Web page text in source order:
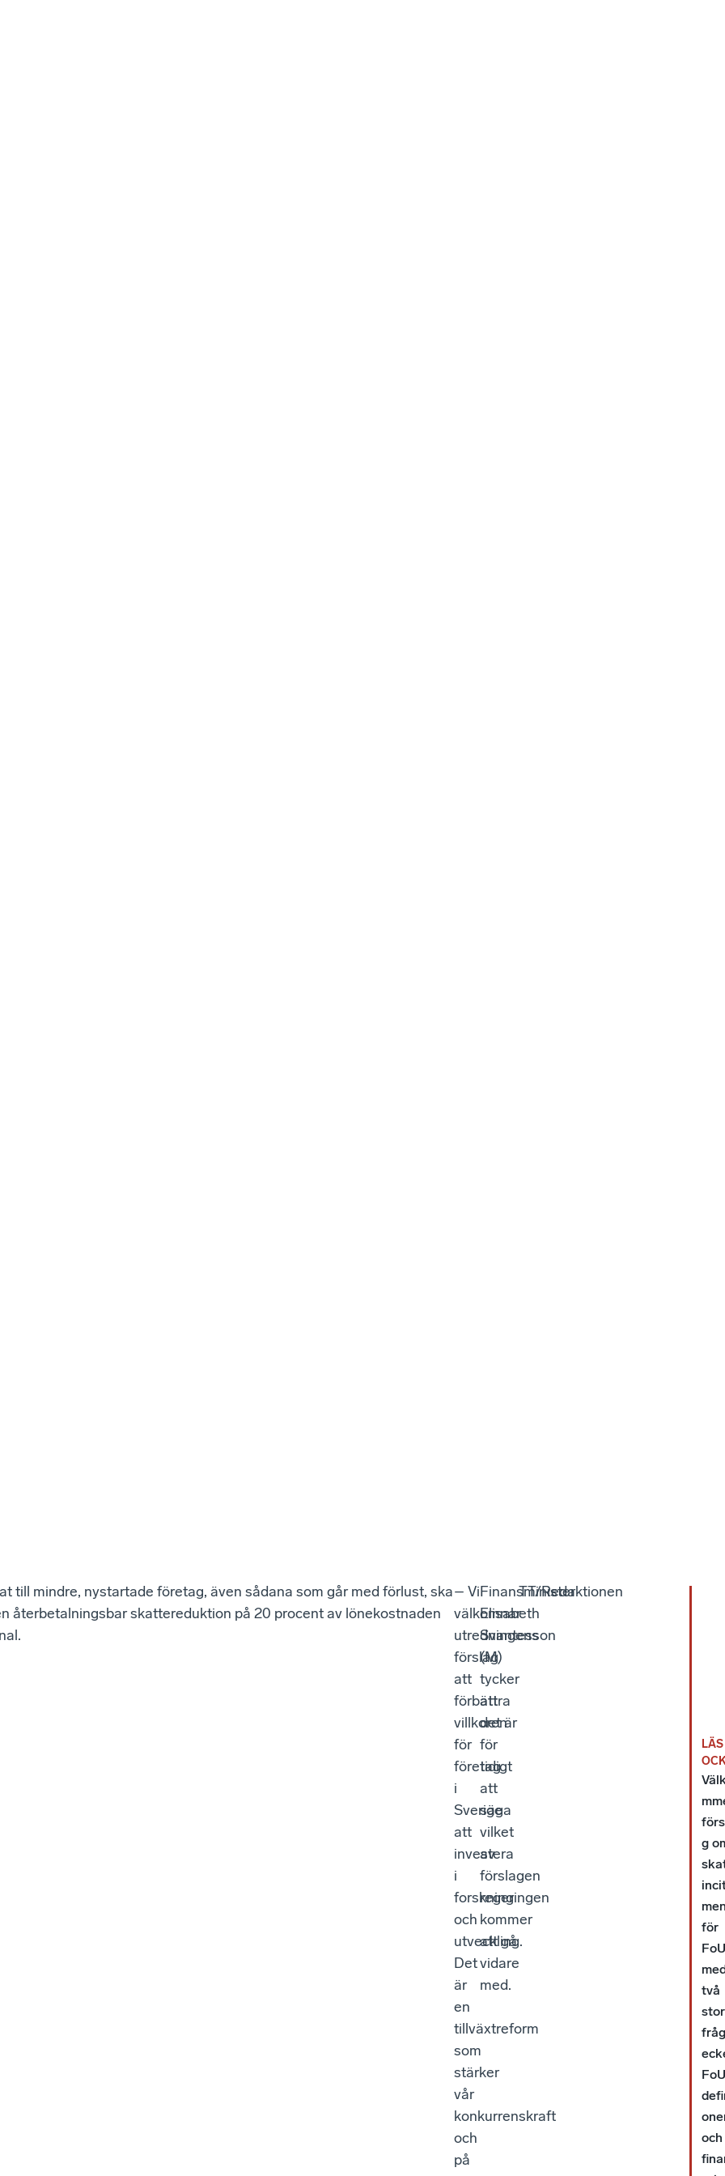
till mindre, nystartade företag, även sådana som går med förlust, ska
återbetalningsbar skattereduktion på 20 procent av lönekostnaden
– Vi
välkomnar
utredningens
förslag
att
förbättra
villkoren
för
företag
i
Sverige
att
investera
i
forskning
och
utveckling.
Det
är
en
tillväxtreform
som
stärker
vår
konkurrenskraft
och
på
Finansminister
Elisabeth
Svantesson
(M)
tycker
att
det är
för
tidigt
att
säga
vilket
av
förslagen
regeringen
kommer
att gå
vidare
med.
TT/Redaktionen
LÄS
g
för
FoU
två
och